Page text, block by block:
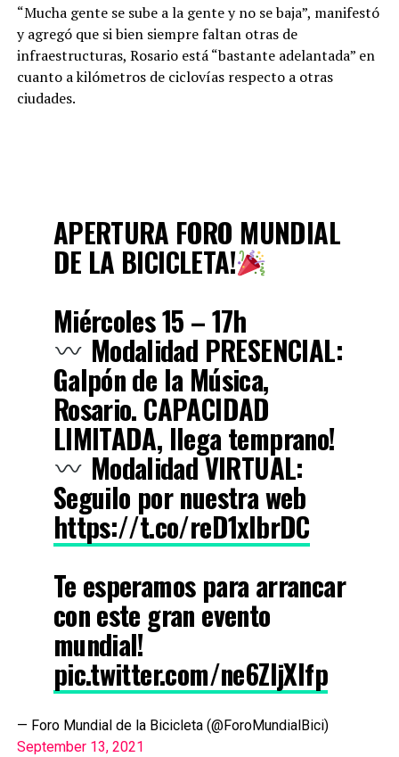
“Mucha gente se sube a la gente y no se baja”, manifestó
y agregó que si bien siempre faltan otras de
infraestructuras, Rosario está “bastante adelantada” en
cuanto a kilómetros de ciclovías respecto a otras
ciudades.
APERTURA FORO MUNDIAL
DE LA BICICLETA!
Miércoles 15 – 17h
Modalidad PRESENCIAL:
Galpón de la Música,
Rosario. CAPACIDAD
LIMITADA, llega temprano!
Modalidad VIRTUAL:
Seguilo por nuestra web
https://t.co/reD1xIbrDC
Te esperamos para arrancar
con este gran evento
mundial!
pic.twitter.com/ne6ZIjXIfp
— Foro Mundial de la Bicicleta (@ForoMundialBici)
September 13, 2021